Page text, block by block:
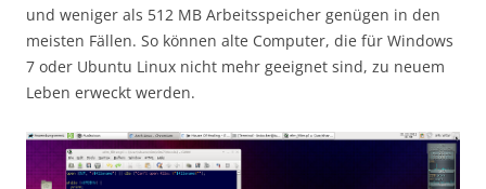
und weniger als 512 MB Arbeitsspeicher genügen in den
meisten Fällen. So können alte Computer, die für Windows
7 oder Ubuntu Linux nicht mehr geeignet sind, zu neuem
Leben erweckt werden.